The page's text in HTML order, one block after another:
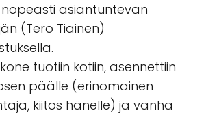
nopeasti asiantuntevan
(Tero Tiainen)
tuotiin kotiin, asennettiin
päälle (erinomainen
kiitos hänelle) ja vanha